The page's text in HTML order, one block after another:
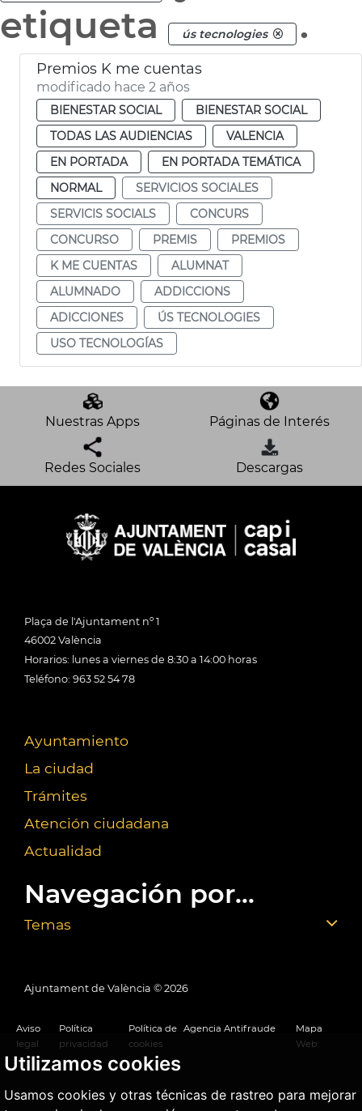
Utilizamos cookies
Usamos cookies y otras técnicas de rastreo para mejorar
etiqueta
ús tecnologies .
Premios K me cuentas
modificado hace 2 años
BIENESTAR SOCIAL
BIENESTAR SOCIAL
TODAS LAS AUDIENCIAS
VALENCIA
EN PORTADA
EN PORTADA TEMÁTICA
NORMAL
SERVICIOS SOCIALES
SERVICIS SOCIALS
CONCURS
CONCURSO
PREMIS
PREMIOS
K ME CUENTAS
ALUMNAT
ALUMNADO
ADDICCIONS
ADICCIONES
ÚS TECNOLOGIES
USO TECNOLOGÍAS
Nuestras Apps Páginas de Interés
Redes Sociales Descargas
Plaça de l'Ajuntament nº 1
46002 València
Horarios: lunes a viernes de 8:30 a 14:00 horas
Teléfono: 963 52 54 78
Ayuntamiento
La ciudad
Trámites
Atención ciudadana
Actualidad
Navegación por...
Temas
Ajuntament de València © 2026
Aviso
legal
Política
privacidad
Política de
cookies
Agencia Antifraude
Mapa
Web